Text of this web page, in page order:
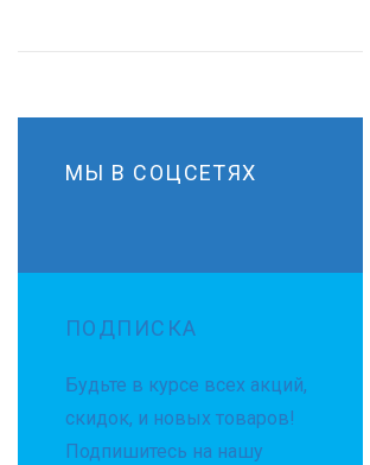
МЫ В СОЦСЕТЯХ
ПОДПИСКА
Будьте в курсе всех акций,
скидок, и новых товаров!
Подпишитесь на нашу